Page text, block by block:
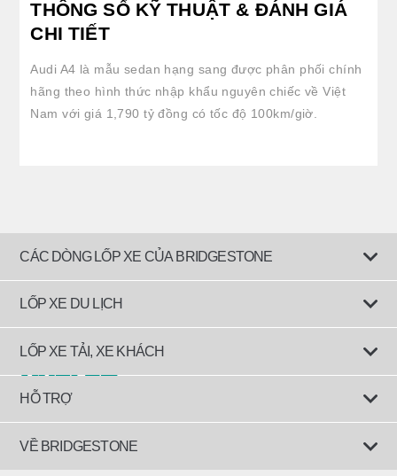
THÔNG SỐ KỸ THUẬT & ĐÁNH GIÁ
CHI TIẾT
Audi A4 là mẫu sedan hạng sang được phân phối chính
hãng theo hình thức nhập khẩu nguyên chiếc về Việt
Nam với giá 1,790 tỷ đồng có tốc độ 100km/giờ.
CÁC DÒNG LỐP XE CỦA BRIDGESTONE
LỐP XE DU LỊCH
Lốp êm ái
Lốp cho xe SUV
LỐP XE TẢI, XE KHÁCH
Lốp dành cho Xe tải, đầu kéo và rơ-mooc
HỖ TRỢ
Kích hoạt bảo hành chính hãng
VỀ BRIDGESTONE